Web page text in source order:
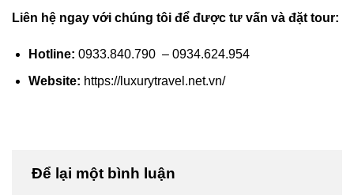
Liên hệ ngay với chúng tôi để được tư vấn và đặt tour:
Hotline: 0933.840.790 – 0934.624.954
Website: https://luxurytravel.net.vn/
Để lại một bình luận